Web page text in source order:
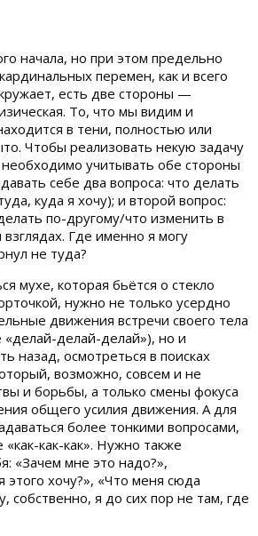
начала, но при этом предельно
перемен, как и всего
есть две стороны —
То, что мы видим и
в тени, полностью или
Чтобы реализовать некую задачу
учитывать обе стороны
себе два вопроса: что делать
куда я хочу); и второй вопрос:
по-другому/что изменить в
Где именно я могу
не туда?
мухе, которая бьётся о стекло
нужно не только усердно
движения встречи своего тела
«делай-делай-делай»), но и
назад, осмотреться в поисках
возможно, совсем и не
и борьбы, а только смены фокуса
общего усилия движения. А для
более тонкими вопросами,
как-как». Нужно также
«Зачем мне это надо?»,
этого хочу?», «Что меня сюда
собственно, я до сих пор не там, где